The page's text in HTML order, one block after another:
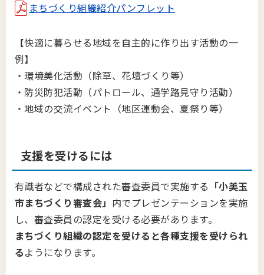
まちづくり組織紹介パンフレット
【快適に暮らせる地域を自主的に作り出す活動の一
例】
・環境美化活動（除草、花壇づくり等）
・防災防犯活動（パトロール、通学路見守り活動）
・地域の交流イベント（地区運動会、夏祭り等）
支援を受けるには
有識者などで構成された審査委員で実施する 「小美玉
市まちづくり審査会」 内でプレゼンテーションを実施
し、審査委員の認定を受ける必要があります。
まちづくり組織の認定を受けると各種支援を受けられ
るようになります。